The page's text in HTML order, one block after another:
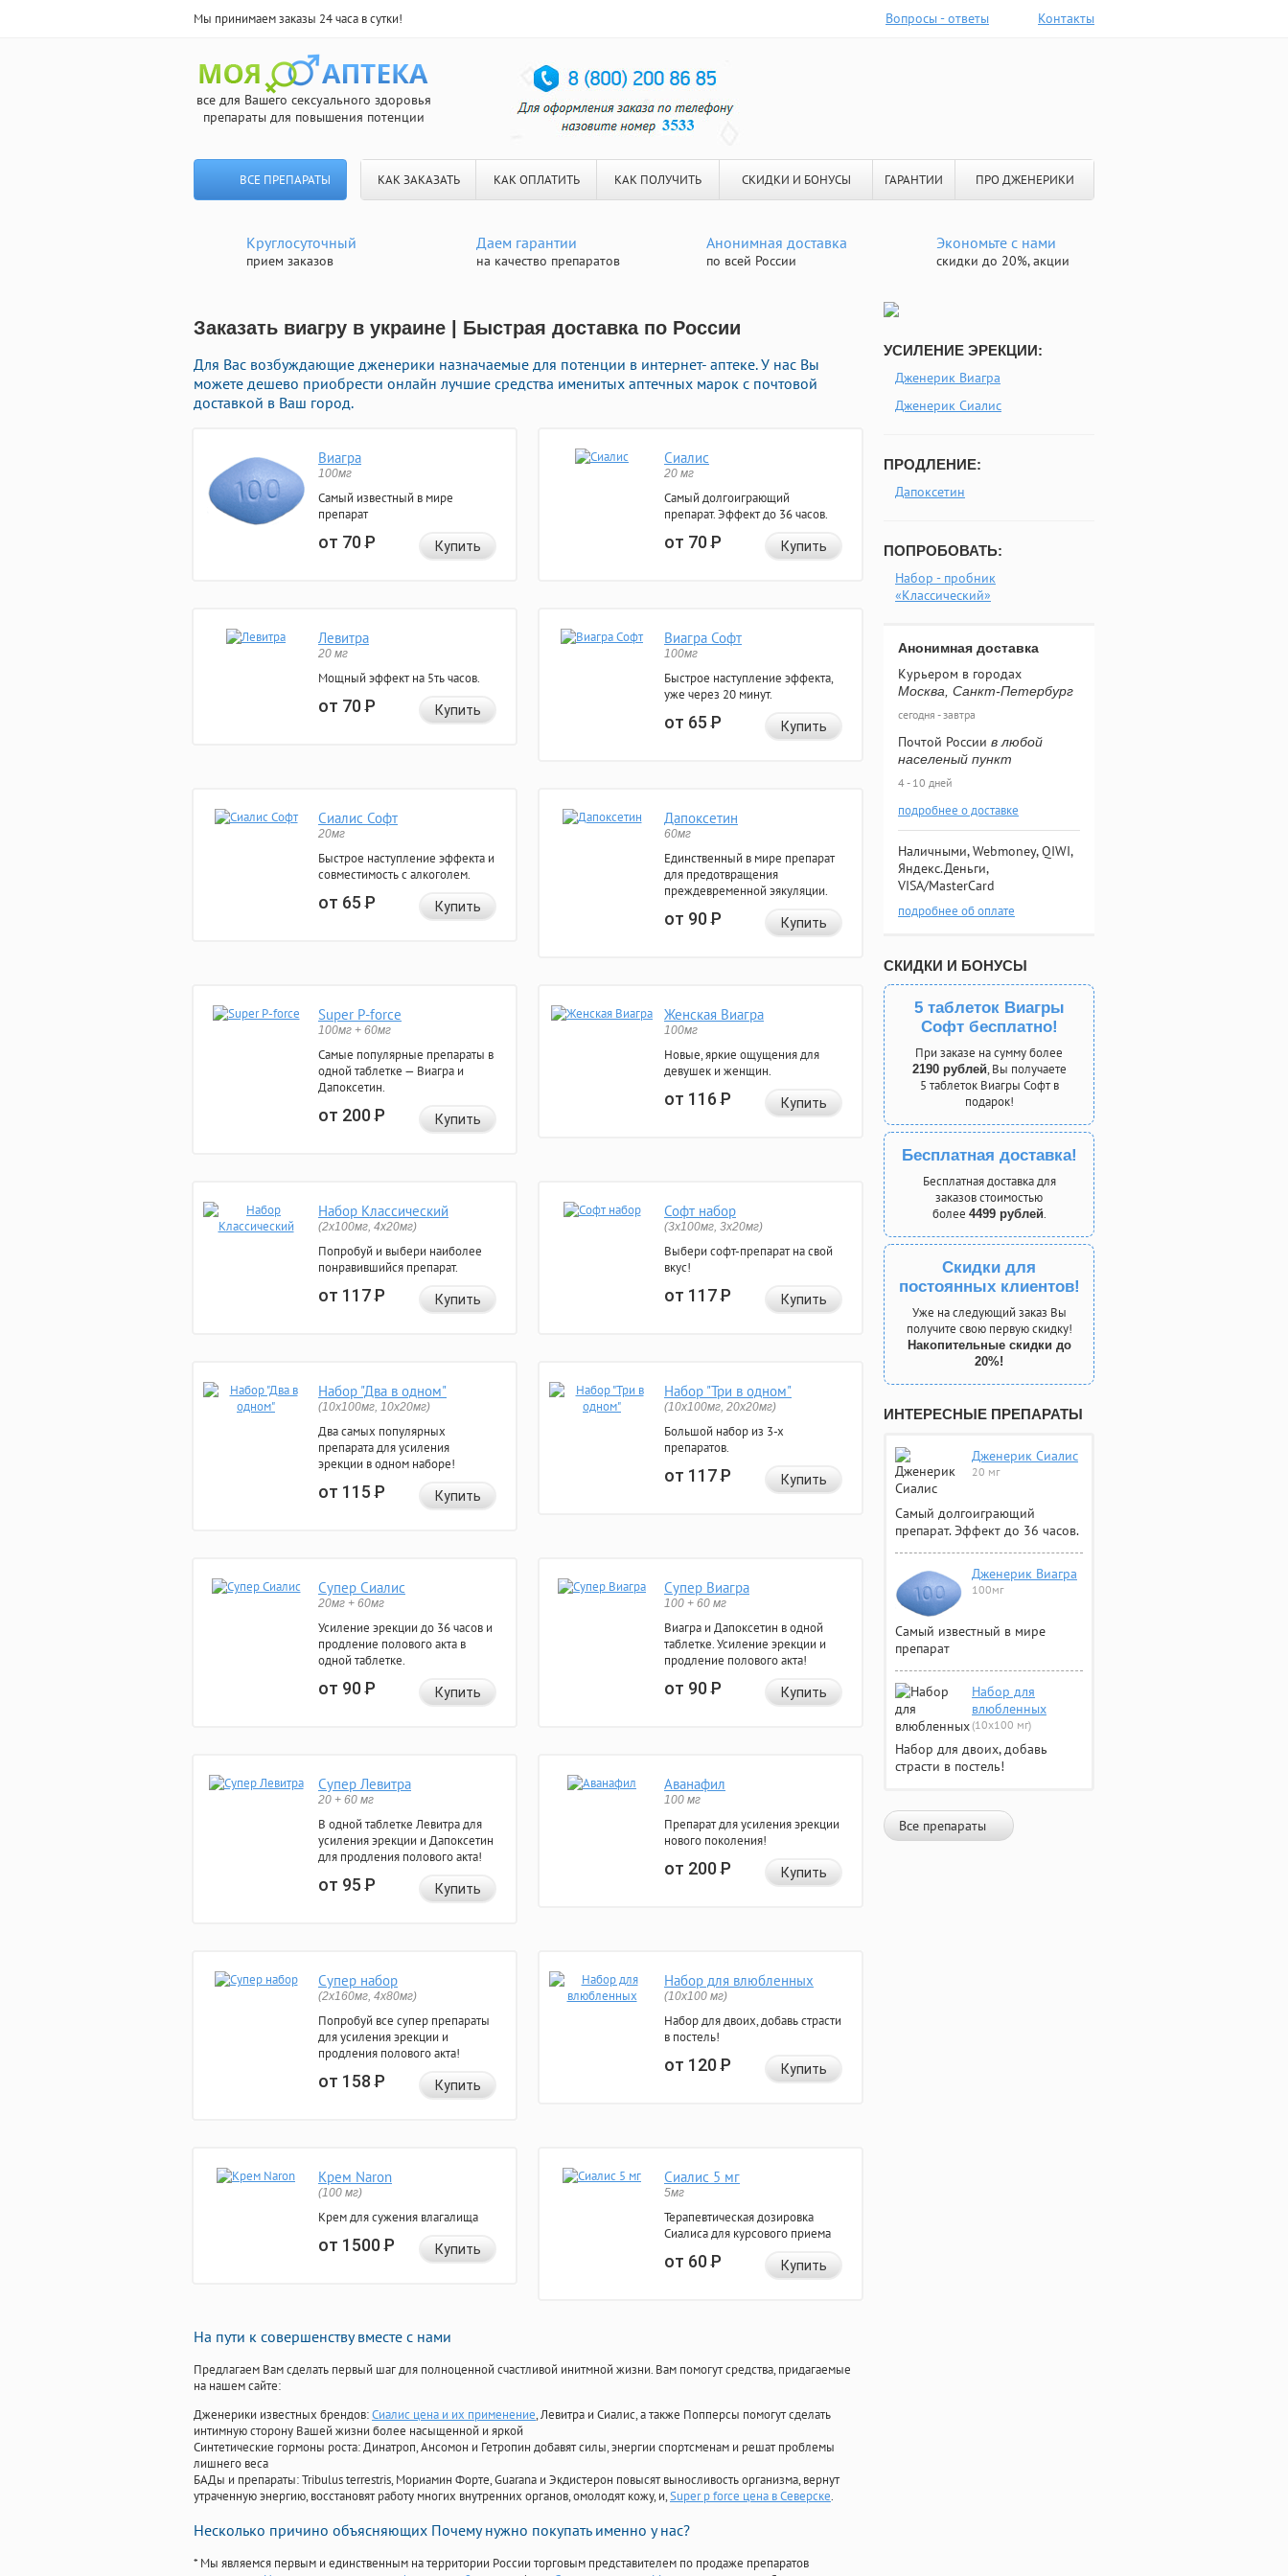
Мы принимаем заказы 24 часа в сутки! Вопросы - ответы Контакты
все для Вашего сексуального здоровья
препараты для повышения потенции
ВСЕ ПРЕПАРАТЫ КАК ЗАКАЗАТЬ КАК ОПЛАТИТЬ КАК ПОЛУЧИТЬ СКИДКИ И БОНУСЫ ГАРАНТИИ ПРО ДЖЕНЕРИКИ
Круглосуточный
прием заказов
Даем гарантии
на качество препаратов
Анонимная доставка
по всей России
Экономьте с нами
скидки до 20%, акции
Заказать виагру в украине | Быстрая доставка по России
Для Вас возбуждающие дженерики назначаемые для потенции в интернет- аптеке. У нас Вы
можете дешево приобрести онлайн лучшие средства именитых аптечных марок с почтовой
доставкой в Ваш город.
Виагра
100мг
Самый известный в мире
препарат
от 70Р Купить
Сиалис
20 мг
Самый долгоиграющий
препарат. Эффект до 36 часов.
от 70Р Купить
Левитра
20 мг
Мощный эффект на 5ть часов.
от 70Р Купить
Виагра Софт
100мг
Быстрое наступление эффекта,
уже через 20 минут.
от 65Р Купить
Сиалис Софт
20мг
Быстрое наступление эффекта и
совместимость с алкоголем.
от 65Р Купить
Дапоксетин
60мг
Единственный в мире препарат
для предотвращения
преждевременной эякуляции.
от 90Р Купить
Super P-force
100мг + 60мг
Самые популярные препараты в
одной таблетке — Виагра и
Дапоксетин.
от 200Р Купить
Женская Виагра
100мг
Новые, яркие ощущения для
девушек и женщин.
от 116Р Купить
Набор Классический
(2x100мг, 4x20мг)
Попробуй и выбери наиболее
понравившийся препарат.
от 117Р Купить
Софт набор
(3x100мг, 3x20мг)
Выбери софт-препарат на свой
вкус!
от 117Р Купить
Набор "Два в одном"
(10x100мг, 10x20мг)
Два самых популярных
препарата для усиления
эрекции в одном наборе!
от 115Р Купить
Набор "Три в одном"
(10x100мг, 20x20мг)
Большой набор из 3-х
препаратов.
от 117Р Купить
Супер Сиалис
20мг + 60мг
Усиление эрекции до 36 часов и
продление полового акта в
одной таблетке.
от 90Р Купить
Супер Виагра
100 + 60 мг
Виагра и Дапоксетин в одной
таблетке. Усиление эрекции и
продление полового акта!
от 90Р Купить
Супер Левитра
20 + 60 мг
В одной таблетке Левитра для
усиления эрекции и Дапоксетин
для продления полового акта!
от 95Р Купить
Аванафил
100 мг
Препарат для усиления эрекции
нового поколения!
от 200Р Купить
Супер набор
(2х160мг, 4х80мг)
Попробуй все супер препараты
для усиления эрекции и
продления полового акта!
от 158Р Купить
Набор для влюбленных
(10х100 мг)
Набор для двоих, добавь страсти
в постель!
от 120Р Купить
Крем Naron
(100 мг)
Крем для сужения влагалища
от 1500Р Купить
Сиалис 5 мг
5мг
Терапевтическая дозировка
Сиалиса для курсового приема
от 60Р Купить
На пути к совершенству вместе с нами
Предлагаем Вам сделать первый шаг для полноценной счастливой инитмной жизни. Вам помогут средства, придагаемые
на нашем сайте:
Дженерики известных брендов:Сиалис цена и их применение, Левитра и Сиалис, а также Попперсы помогут сделать
интимную сторону Вашей жизни более насыщенной и яркой
Синтетические гормоны роста: Динатроп, Ансомон и Гетропин добавят силы, энергии спортсменам и решат проблемы
лишнего веса
БАДы и препараты:Tribulus terrestris, Мориамин Форте, Guarana и Экдистерон повысят выносливость организма, вернут
утраченную энергию, восстановят работу многих внутренних органов, омолодят кожу, и,Super p force цена в Северске.
Несколько причино объясняющих Почему нужно покупать именно у нас?
* Мы являемся первым и единственным на территории России торговым представителем по продаже препаратов
УСИЛЕНИЕ ЭРЕКЦИИ:
Дженерик Виагра
Дженерик Сиалис
ПРОДЛЕНИЕ:
Дапоксетин
ПОПРОБОВАТЬ:
Набор - пробник
«Классический»
Анонимная доставка
Курьером в городах
Москва, Санкт-Петербург
сегодня - завтра
Почтой России в любой
населеный пункт
4 - 10 дней
подробнее о доставке
Наличными, Webmoney, QIWI,
Яндекс.Деньги,
VISA/MasterCard
подробнее об оплате
СКИДКИ И БОНУСЫ
5 таблеток Виагры
Софт бесплатно!
При заказе на сумму более
2190 рублей, Вы получаете
5 таблеток Виагры Софт в
подарок!
Бесплатная доставка!
Бесплатная доставка для
заказов стоимостью
более 4499 рублей.
Скидки для
постоянных клиентов!
Уже на следующий заказ Вы
получите свою первую скидку!
Накопительные скидки до
20%!
ИНТЕРЕСНЫЕ ПРЕПАРАТЫ
Дженерик Сиалис
20 мг
Самый долгоиграющий
препарат. Эффект до 36 часов.
Дженерик Виагра
100мг
Самый известный в мире
препарат
Набор для
влюбленных
(10х100 мг)
Набор для двоих, добавь
страсти в постель!
Все препараты